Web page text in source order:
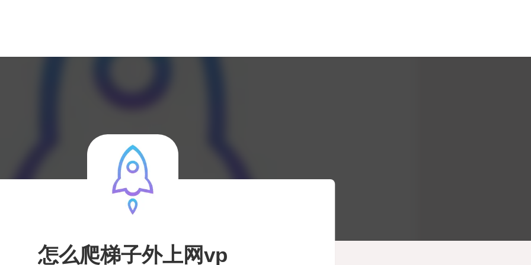
怎么爬梯子外上网vp